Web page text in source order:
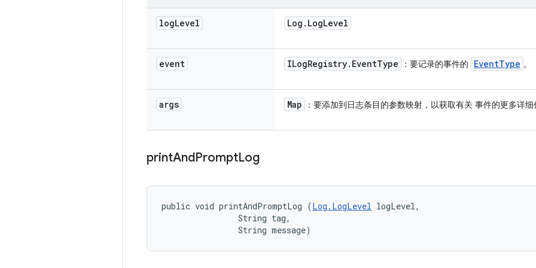
logLevel Log . LogLevel
event ILogRegistry. EventType ：要记录的事件的 EventType 。
args Map ：要添加到日志条目的参数映射，以获取有关 事件的更多详
printAndPromptLog
public void printAndPromptLog (Log.LogLevel logLevel,
                String tag,
                String message)